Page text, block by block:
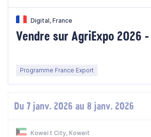
Digital, France
Vendre sur AgriExpo 2026
Programme France Export
Du 7 janv. 2026 au 8 janv. 2026
Koweït City, Koweit